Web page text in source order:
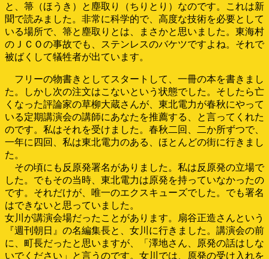
と、箒（ほうき）と塵取り（ちりとり）なのです。これは新
聞で読みました。非常に科学的で、高度な技術を必要として
いる場所で、箒と塵取りとは、まさかと思いました。東海村
のＪＣＯの事故でも、ステンレスのバケツですよね。それで
被ばくして犠牲者が出ています。
フリーの物書きとしてスタートして、一冊の本を書きまし
た。しかし次の注文はこないという状態でした。そしたら亡
くなった評論家の草柳大蔵さんが、東北電力が春秋にやって
いる定期講演会の講師にあなたを推薦する、と言ってくれた
のです。私はそれを受けました。春秋二回、二か所ずつで、
一年に四回、私は東北電力のある、ほとんどの街に行きまし
た。
その頃にも反原発署名がありました。私は反原発の立場で
した。でもその当時、東北電力は原発を持っていなかったの
です。それだけが、唯一のエクスキューズでした。でも署名
はできないと思っていました。
女川が講演会場だったことがあります。扇谷正造さんという
『週刊朝日』の名編集長と、女川に行きました。講演会の前
に、町長だったと思いますが、「澤地さん、原発の話はしな
いでください」と言うのです。女川では、原発の受け入れを